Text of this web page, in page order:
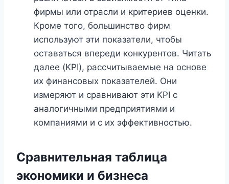
фирмы или отрасли и критериев оценки.
Кроме того, большинство фирм
используют эти показатели, чтобы
оставаться впереди конкурентов. Читать
далее (KPI), рассчитываемые на основе
их финансовых показателей. Они
измеряют и сравнивают эти KPI с
аналогичными предприятиями и
компаниями и с их эффективностью.
Сравнительная таблица
экономики и бизнеса